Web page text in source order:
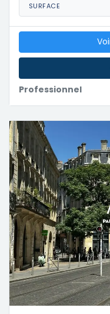
SURFACE
Professionnel